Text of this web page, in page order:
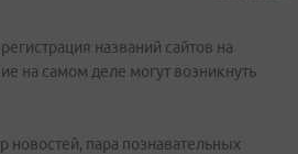
названий сайтов на
на самом деле могут возникнуть
пара познавательных